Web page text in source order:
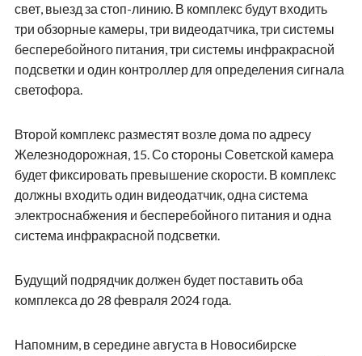
свет, выезд за стоп-линию. В комплекс будут входить
три обзорные камеры, три видеодатчика, три системы
бесперебойного питания, три системы инфракрасной
подсветки и один контроллер для определения сигнала
светофора.
Второй комплекс разместят возле дома по адресу
Железнодорожная, 15. Со стороны Советской камера
будет фиксировать превышение скорости. В комплекс
должны входить один видеодатчик, одна система
электроснабжения и бесперебойного питания и одна
система инфракрасной подсветки.
Будущий подрядчик должен будет поставить оба
комплекса до 28 февраля 2024 года.
Напомним, в середине августа в Новосибирске